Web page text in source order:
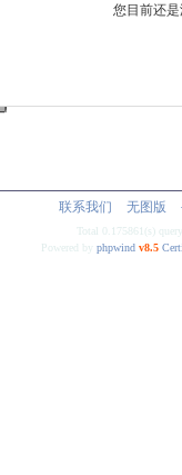
您目前还
联系我们 无图版
Total 0.175861(s)
Powered byphpwind v8.5